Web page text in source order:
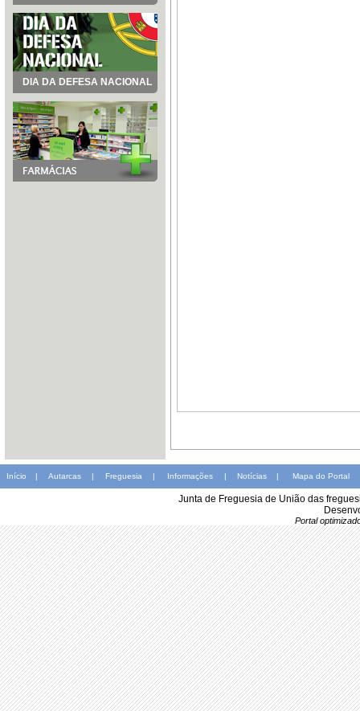
DIA DA DEFESA NACIONAL
Início | Autarcas | Freguesia | Informações | Notícias | Mapa do Portal
Junta de Freguesia de União das
Portal